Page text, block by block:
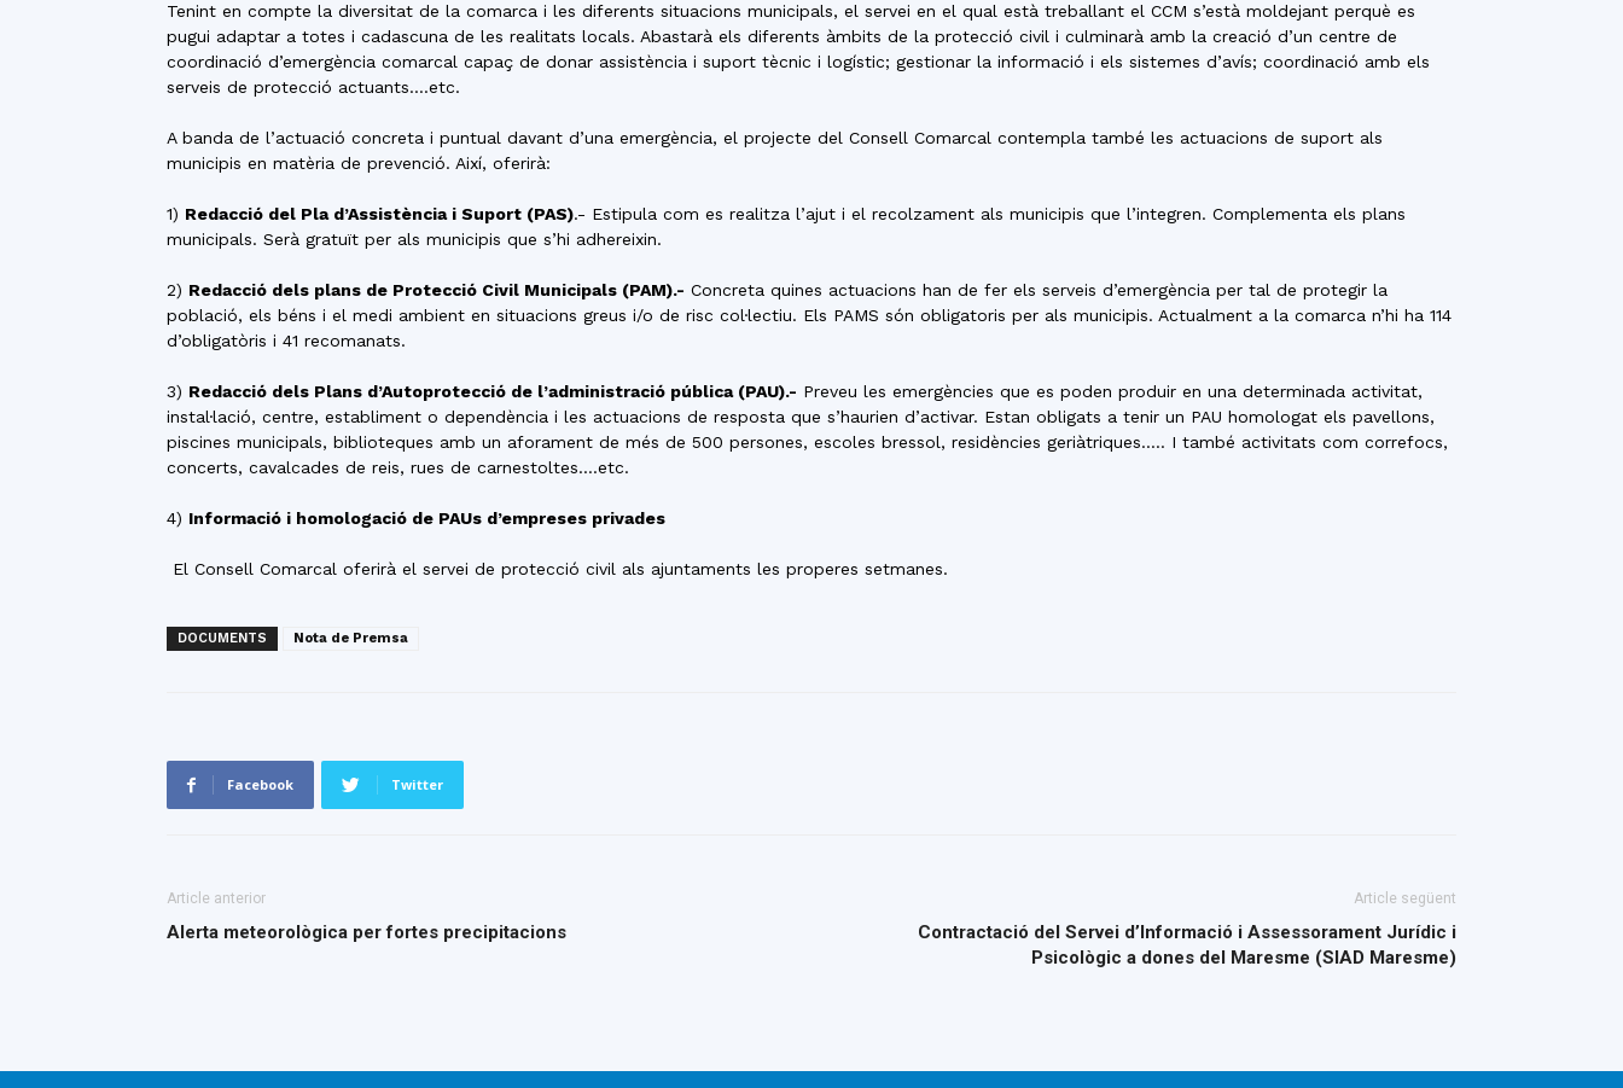
del
Tenint en compte la diversitat de la comarca i les diferents situacions municipals, el servei en el qual està treballant el CCM s’està moldejant perquè es
pugui adaptar a totes i cadascuna de les realitats locals. Abastarà els diferents àmbits de la protecció civil i culminarà amb la creació d’un centre de
coordinació d’emergència comarcal capaç de donar assistència i suport tècnic i logístic; gestionar la informació i els sistemes d’avís; coordinació amb els
serveis de protecció actuants….etc.
A banda de l’actuació concreta i puntual davant d’una emergència, el projecte del Consell Comarcal contempla també les actuacions de suport als
municipis en matèria de prevenció. Així, oferirà:
1) Redacció del Pla d’Assistència i Suport (PAS).- Estipula com es realitza l’ajut i el recolzament als municipis que l’integren. Complementa els plans
municipals. Serà gratuït per als municipis que s’hi adhereixin.
2) Redacció dels plans de Protecció Civil Municipals (PAM).- Concreta quines actuacions han de fer els serveis d’emergència per tal de protegir la
població, els béns i el medi ambient en situacions greus i/o de risc col·lectiu. Els PAMS són obligatoris per als municipis. Actualment a la comarca n’hi ha 114
d’obligatòris i 41 recomanats.
3) Redacció dels Plans d’Autoprotecció de l’administració pública (PAU).- Preveu les emergències que es poden produir en una determinada activitat,
instal·lació, centre, establiment o dependència i les actuacions de resposta que s’haurien d’activar. Estan obligats a tenir un PAU homologat els pavellons,
piscines municipals, biblioteques amb un aforament de més de 500 persones, escoles bressol, residències geriàtriques….. I també activitats com correfocs,
concerts, cavalcades de reis, rues de carnestoltes….etc.
4) Informació i homologació de PAUs d’empreses privades
El Consell Comarcal oferirà el servei de protecció civil als ajuntaments les properes setmanes.
DOCUMENTS Nota de Premsa
Facebook Twitter
Article anterior
Alerta meteorològica per fortes precipitacions
Article següent
Contractació del Servei d’Informació i Assessorament Jurídic i
Psicològic a dones del Maresme (SIAD Maresme)